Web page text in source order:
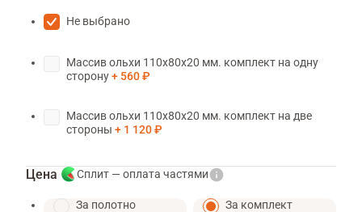
Не выбрано
Массив ольхи 110х80х20 мм. комплект на одну
сторону
560 ₽
Массив ольхи 110х80х20 мм. комплект на две
стороны
1 120 ₽
Цена Сплит — оплата частями
За полотно За комплект